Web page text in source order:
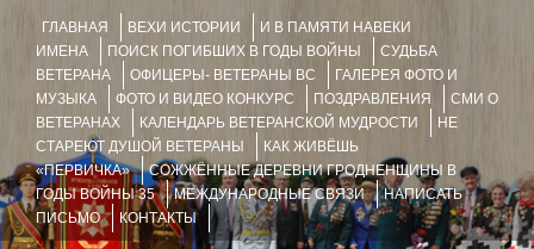
ГЛАВНАЯ ВЕХИ ИСТОРИИ
И В ПАМЯТИ НАВЕКИ
ИМЕНА
ПОИСК ПОГИБШИХ В ГОДЫ ВОЙНЫ
СУДЬБА
ВЕТЕРАНА
ОФИЦЕРЫ- ВЕТЕРАНЫ ВС
ГАЛЕРЕЯ ФОТО И
МУЗЫКА
ФОТО И ВИДЕО КОНКУРС ПОЗДРАВЛЕНИЯ
СМИ О
ВЕТЕРАНАХ
КАЛЕНДАРЬ ВЕТЕРАНСКОЙ МУДРОСТИ
НЕ
СТАРЕЮТ ДУШОЙ ВЕТЕРАНЫ
КАК ЖИВЁШЬ
«ПЕРВИЧКА»
СОЖЖЁННЫЕ ДЕРЕВНИ ГРОДНЕНЩИНЫ В
ГОДЫ ВОЙНЫ 35
МЕЖДУНАРОДНЫЕ СВЯЗИ
НАПИСАТЬ
ПИСЬМО
КОНТАКТЫ